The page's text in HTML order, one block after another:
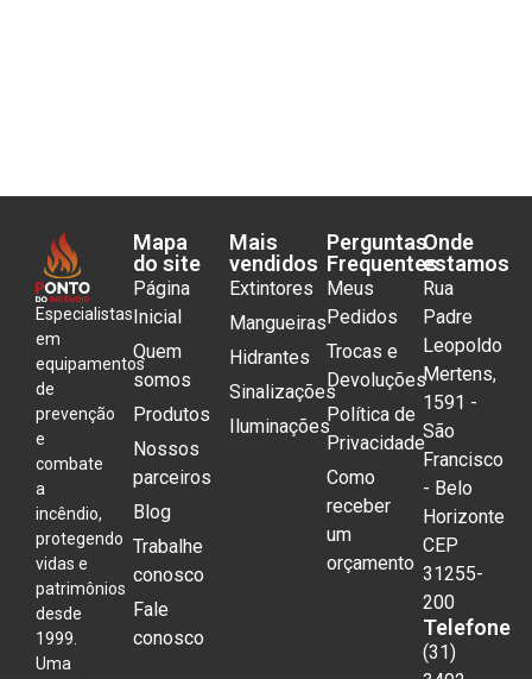
Especialistas
em
equipamentos
de
prevenção
e
combate
a
incêndio,
protegendo
vidas e
patrimônios
desde
1999.
Uma
Mapa
do site
Página
Inicial
Quem
somos
Produtos
Nossos
parceiros
Blog
Trabalhe
conosco
Fale
conosco
Mais
vendidos
Extintores
Mangueiras
Hidrantes
Sinalizações
Iluminações
Perguntas
Frequentes
Meus
Pedidos
Trocas e
Devoluções
Política de
Privacidade
Como
receber
um
orçamento
Onde
estamos
Rua
Padre
Leopoldo
Mertens,
1591 -
São
Francisco
- Belo
Horizonte
CEP
31255-
200
Telefone
(31)